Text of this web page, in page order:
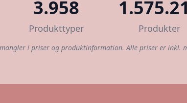
3.958
Produkttyper Produkter
i priser og produktinformation. Alle priser er inkl.